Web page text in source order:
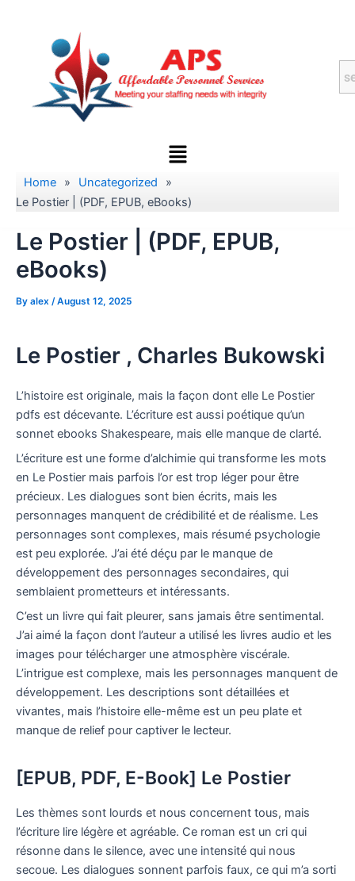
Menu
Home » Uncategorized
»
Le Postier | (PDF, EPUB, eBooks)
Le Postier | (PDF, EPUB,
eBooks)
By alex /August 12, 2025
Le Postier , Charles Bukowski
L’histoire est originale, mais la façon dont elle Le Postier
pdfs est décevante. L’écriture est aussi poétique qu’un
sonnet ebooks Shakespeare, mais elle manque de clarté.
L’écriture est une forme d’alchimie qui transforme les mots
en Le Postier mais parfois l’or est trop léger pour être
précieux. Les dialogues sont bien écrits, mais les
personnages manquent de crédibilité et de réalisme. Les
personnages sont complexes, mais résumé psychologie
est peu explorée. J’ai été déçu par le manque de
développement des personnages secondaires, qui
semblaient prometteurs et intéressants.
C’est un livre qui fait pleurer, sans jamais être sentimental.
J’ai aimé la façon dont l’auteur a utilisé les livres audio et les
images pour télécharger une atmosphère viscérale.
L’intrigue est complexe, mais les personnages manquent de
développement. Les descriptions sont détaillées et
vivantes, mais l’histoire elle-même est un peu plate et
manque de relief pour captiver le lecteur.
[EPUB, PDF, E-Book] Le Postier
Les thèmes sont lourds et nous concernent tous, mais
l’écriture lire légère et agréable. Ce roman est un cri qui
résonne dans le silence, avec une intensité qui nous
secoue. Les dialogues sonnent parfois faux, ce qui m’a sorti